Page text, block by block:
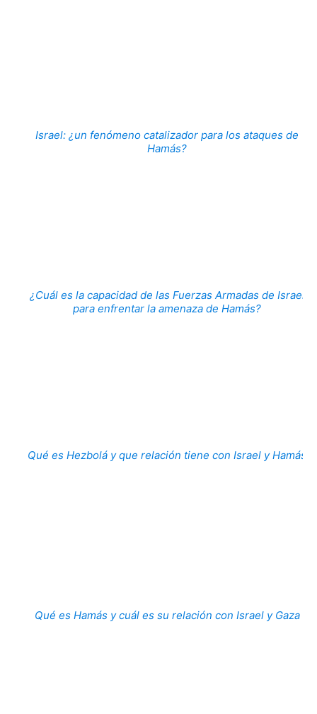
Israel: ¿un fenómeno catalizador para los ataques de
Hamás?
¿Cuál es la capacidad de las Fuerzas Armadas de Israel
para enfrentar la amenaza de Hamás?
Qué es Hezbolá y que relación tiene con Israel y Hamás
Qué es Hamás y cuál es su relación con Israel y Gaza